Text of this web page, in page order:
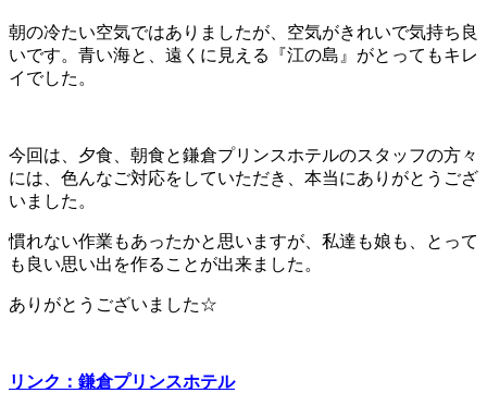
朝の冷たい空気ではありましたが、空気がきれいで気持ち良
いです。青い海と、遠くに見える『江の島』がとってもキレ
イでした。
今回は、夕食、朝食と鎌倉プリンスホテルのスタッフの方々
には、色んなご対応をしていただき、本当にありがとうござ
いました。
慣れない作業もあったかと思いますが、私達も娘も、とって
も良い思い出を作ることが出来ました。
ありがとうございました☆
リンク：鎌倉プリンスホテル